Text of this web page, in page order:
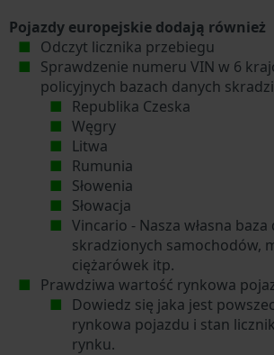
Pojazdy europejskie dodają również
Odczyt licznika przebiegu
Sprawdzenie numeru VIN w 6
policyjnych bazach danych
Republika Czeska
Węgry
Litwa
Rumunia
Słowenia
Słowacja
Vincario - Nasza własna baza
skradzionych samochodów,
ciężarówek itp.
Prawdziwa wartość rynkowa
Dowiedz się jaka jest
rynkowa pojazdu i stan
rynku.